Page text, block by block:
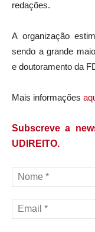
redações.
A organização
sendo a grande
e doutoramento da
Mais informações
Subscreve a
UDIREITO.